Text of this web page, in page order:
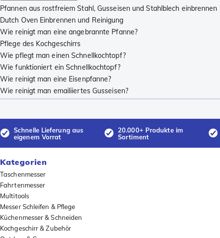
Pfannen aus rostfreiem Stahl, Gusseisen und Stahlblech einbrennen
Dutch Oven Einbrennen und Reinigung
Wie reinigt man eine angebrannte Pfanne?
Pflege des Kochgeschirrs
Wie pflegt man einen Schnellkochtopf?
Wie funktioniert ein Schnellkochtopf?
Wie reinigt man eine Eisenpfanne?
Wie reinigt man emailiiertes Gusseisen?
Schnelle Lieferung aus
eigenem Vorrat
20.000+ Produkte im
Sortiment
Kategorien
Taschenmesser
Fahrtenmesser
Multitools
Messer Schleifen & Pflege
Küchenmesser & Schneiden
Kochgeschirr & Zubehör